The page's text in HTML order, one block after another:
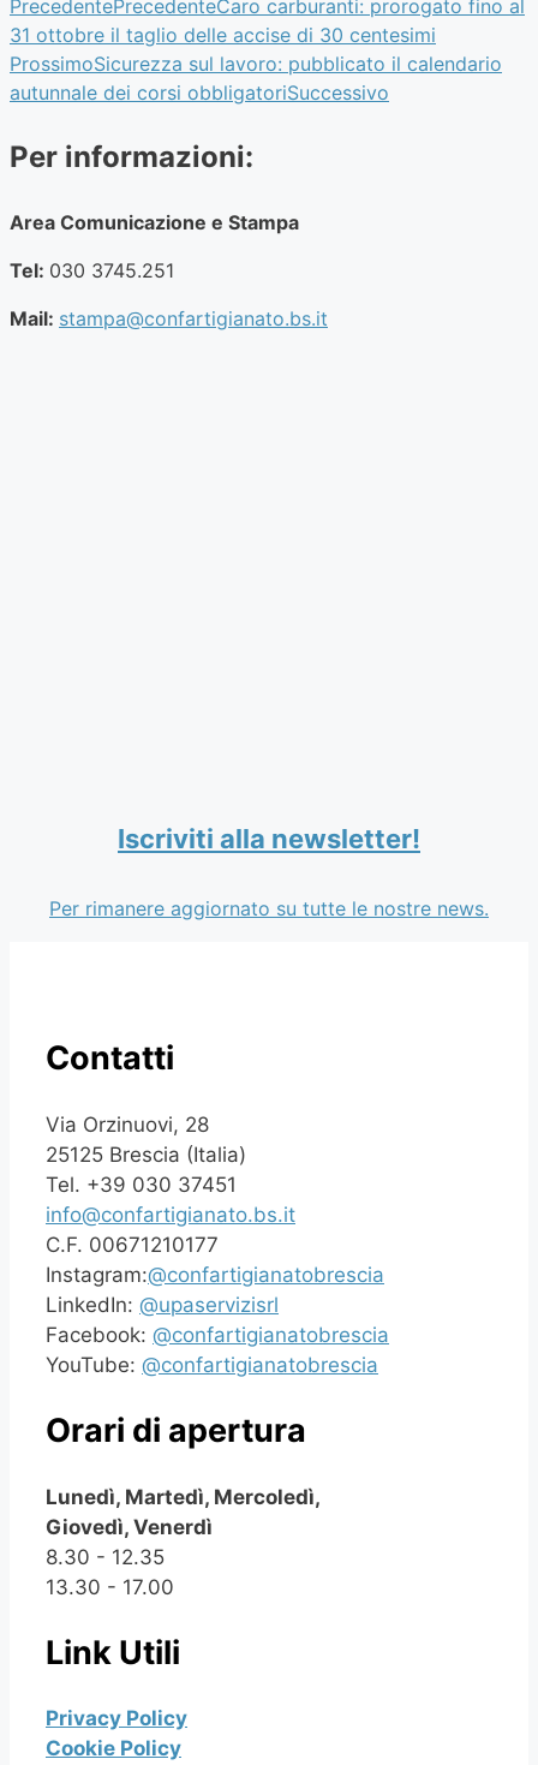
PrecedentePrecedenteCaro carburanti: prorogato fino al
31 ottobre il taglio delle accise di 30 centesimi
ProssimoSicurezza sul lavoro: pubblicato il calendario
autunnale dei corsi obbligatoriSuccessivo
Per informazioni:
Area Comunicazione e Stampa
Tel: 030 3745.251
Mail: stampa@confartigianato.bs.it
Iscriviti alla newsletter!
Per rimanere aggiornato su tutte le nostre news.
Contatti
Via Orzinuovi, 28
25125 Brescia (Italia)
Tel. +39 030 37451
info@confartigianato.bs.it
C.F. 00671210177
Instagram:@confartigianatobrescia
LinkedIn: @upaservizisrl
Facebook: @confartigianatobrescia
YouTube: @confartigianatobrescia
Orari di apertura
Lunedì, Martedì, Mercoledì,
Giovedì, Venerdì
8.30 - 12.35
13.30 - 17.00
Link Utili
Privacy Policy
Cookie Policy